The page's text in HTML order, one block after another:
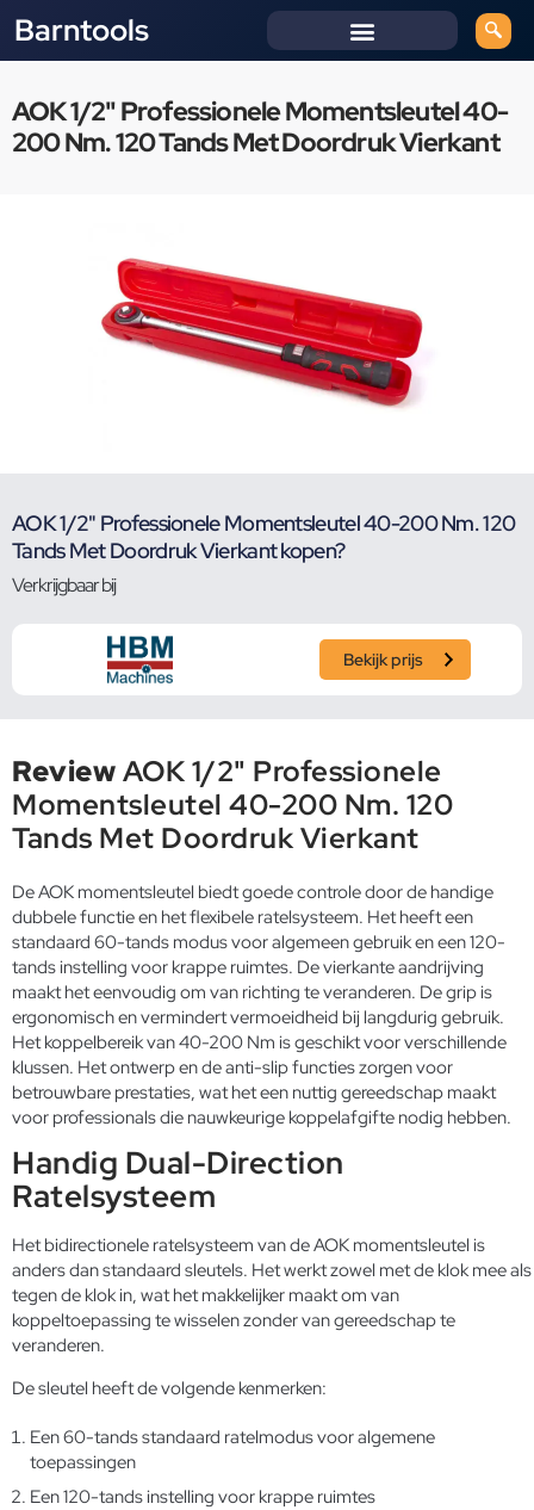
Barntools
AOK 1/2" Professionele Momentsleutel 40-
200 Nm. 120 Tands Met Doordruk Vierkant
AOK 1/2" Professionele Momentsleutel 40-200 Nm. 120
Tands Met Doordruk Vierkant kopen?
Verkrijgbaar bij
Bekijk prijs
ReviewAOK 1/2" Professionele
Momentsleutel 40-200 Nm. 120
Tands Met Doordruk Vierkant
De AOK momentsleutel biedt goede controle door de handige
dubbele functie en het flexibele ratelsysteem. Het heeft een
standaard 60-tands modus voor algemeen gebruik en een 120-
tands instelling voor krappe ruimtes. De vierkante aandrijving
maakt het eenvoudig om van richting te veranderen. De grip is
ergonomisch en vermindert vermoeidheid bij langdurig gebruik.
Het koppelbereik van 40-200 Nm is geschikt voor verschillende
klussen. Het ontwerp en de anti-slip functies zorgen voor
betrouwbare prestaties, wat het een nuttig gereedschap maakt
voor professionals die nauwkeurige koppelafgifte nodig hebben.
Handig Dual-Direction
Ratelsysteem
Het bidirectionele ratelsysteem van de AOK momentsleutel is
anders dan standaard sleutels. Het werkt zowel met de klok mee als
tegen de klok in, wat het makkelijker maakt om van
koppeltoepassing te wisselen zonder van gereedschap te
veranderen.
De sleutel heeft de volgende kenmerken:
Een 60-tands standaard ratelmodus voor algemene
toepassingen
Een 120-tands instelling voor krappe ruimtes